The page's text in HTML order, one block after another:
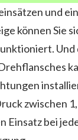
und
können Sie
Und
zwischen
Einsatz bei